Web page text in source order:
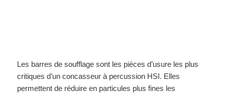
Les barres de soufflage sont les pièces d’usure les plus
critiques d’un concasseur à percussion HSI. Elles
permettent de réduire en particules plus fines les